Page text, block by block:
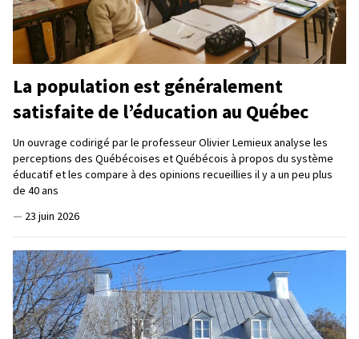
La population est généralement
satisfaite de l’éducation au Québec
Un ouvrage codirigé par le professeur Olivier Lemieux analyse les
perceptions des Québécoises et Québécois à propos du système
éducatif et les compare à des opinions recueillies il y a un peu plus
de 40 ans
— 23 juin 2026